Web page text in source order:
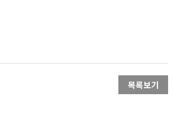
목록보기